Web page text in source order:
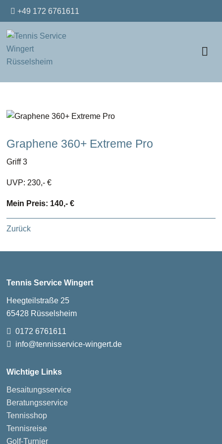
+49 172 6761611
Graphene 360+ Extreme Pro
Griff 3
UVP: 230,- €
Mein Preis: 140,- €
Zurück
Tennis Service Wingert
Heegteilstraße 25
65428 Rüsselsheim
0172 6761611
info@tennisservice-wingert.de
Wichtige Links
Besaitungsservice
Beratungsservice
Tennisshop
Tennisreise
Golf-Turnier